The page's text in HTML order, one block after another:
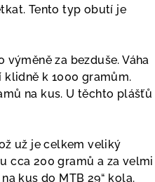
Tento typ obutí je
za bezduše. Váha
k 1000 gramům.
na kus. U těchto plášťů
už je celkem veliký
cca 200 gramů a za velmi
kus do MTB 29“ kola.